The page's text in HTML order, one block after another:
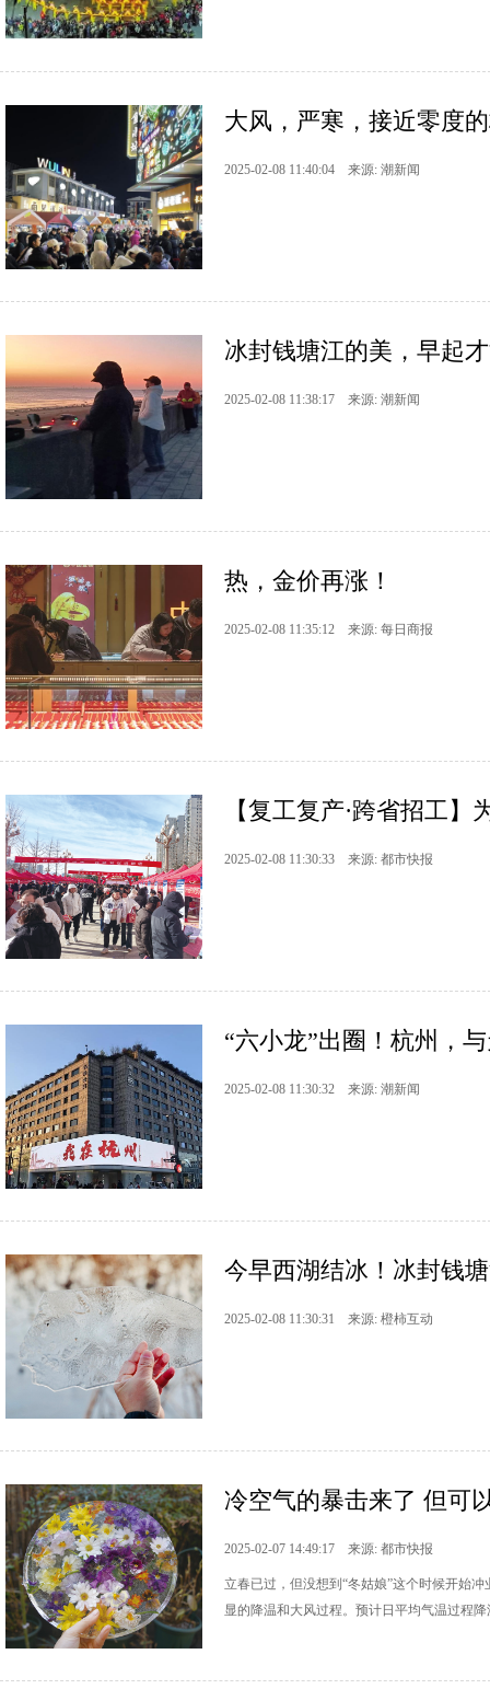
大风，严寒，接近零度
2025-02-08 11:40:04 来源: 潮新闻
冰封钱塘江的美，早起
2025-02-08 11:38:17 来源: 潮新闻
热，金价再涨！
2025-02-08 11:35:12 来源: 每日商报
【复工复产·跨省招工
2025-02-08 11:30:33 来源: 都市快报
“六小龙”出圈！杭州，
2025-02-08 11:30:32 来源: 潮新闻
今早西湖结冰！冰封钱
2025-02-08 11:30:31 来源: 橙柿互动
冷空气的暴击来了 但可
2025-02-07 14:49:17 来源: 都市快报
立春已过，但没想到“冬姑娘”这个时候开始
显的降温和大风过程。预计日平均气温过程